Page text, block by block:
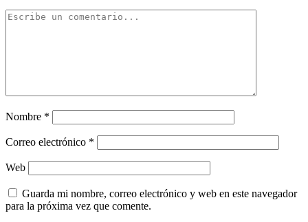
Nombre *
Correo electrónico *
Web
Guarda mi nombre, correo electrónico y web en este navegador
para la próxima vez que comente.